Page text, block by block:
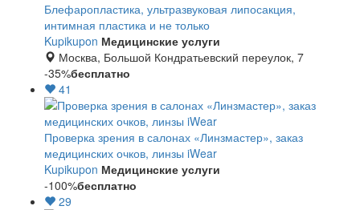
Блефаропластика, ультразвуковая липосакция,
интимная пластика и не только
Kupikupon Медицинские услуги
Москва, Большой Кондратьевский переулок, 7
-35%бесплатно
41
Проверка зрения в салонах «Линзмастер», заказ
медицинских очков, линзы iWear
Kupikupon Медицинские услуги
-100%бесплатно
29